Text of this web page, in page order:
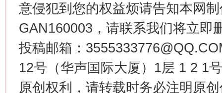
意侵犯到您的权益烦请告知本网
GAN160003，请联系我们将立即
投稿邮箱：
12号（华声国际大厦）1层 1 2 1
原创权利，请转载时务必注明原
习近平的博鳌关键词